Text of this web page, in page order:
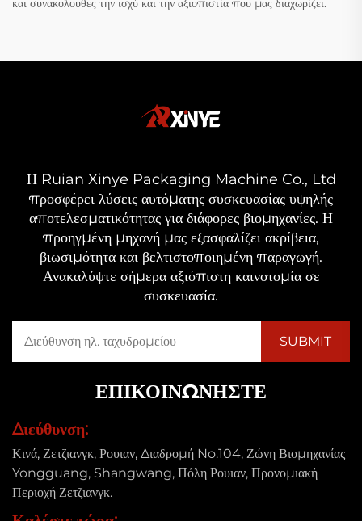
και συνακόλουθες την ισχύ και την αξιοπιστία που μας διαχωρίζει.
Η Ruian Xinye Packaging Machine Co., Ltd
προσφέρει λύσεις αυτόματης συσκευασίας υψηλής
αποτελεσματικότητας για διάφορες βιομηχανίες. Η
προηγμένη μηχανή μας εξασφαλίζει ακρίβεια,
βιωσιμότητα και βελτιστοποιημένη παραγωγή.
Ανακαλύψτε σήμερα αξιόπιστη καινοτομία σε
συσκευασία.
ΕΠΙΚΟΙΝΩΝΉΣΤΕ
Διεύθυνση:
Κινά, Ζετζιανγκ, Ρουιαν, Διαδρομή No.104, Ζώνη Βιομηχανίας
Yongguang, Shangwang, Πόλη Ρουιαν, Προνομιακή
Περιοχή Ζετζιανγκ.